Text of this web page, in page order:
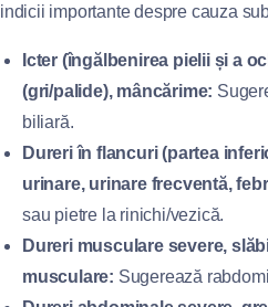
indicii importante despre cauza
Icter (îngălbenirea pielii și a
(gri/palide), mâncărime:
biliară.
Dureri în flancuri (partea
urinare, urinare frecventă,
sau pietre la rinichi/vezică.
Dureri musculare severe,
musculare: Sugerează